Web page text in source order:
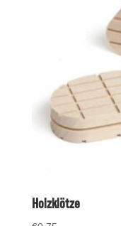
Holzklötze